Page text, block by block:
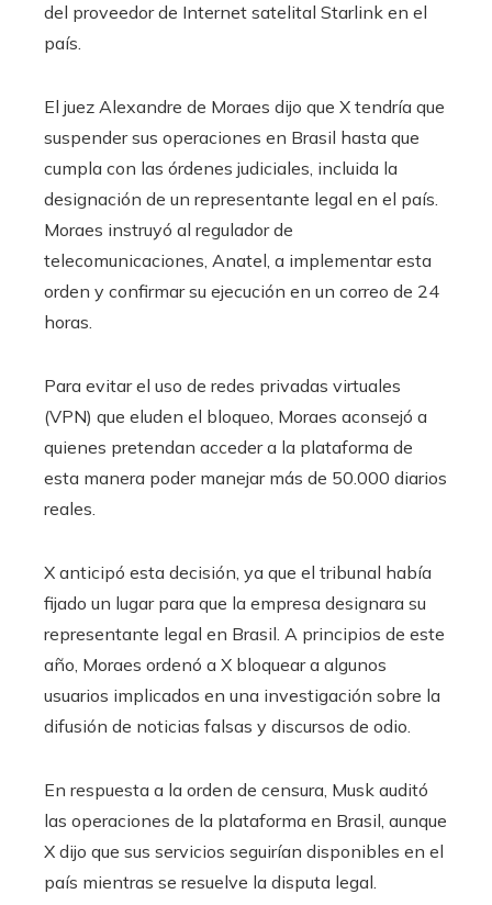
del proveedor de Internet satelital Starlink en el
país.
El juez Alexandre de Moraes dijo que X tendría que
suspender sus operaciones en Brasil hasta que
cumpla con las órdenes judiciales, incluida la
designación de un representante legal en el país.
Moraes instruyó al regulador de
telecomunicaciones, Anatel, a implementar esta
orden y confirmar su ejecución en un correo de 24
horas.
Para evitar el uso de redes privadas virtuales
(VPN) que eluden el bloqueo, Moraes aconsejó a
quienes pretendan acceder a la plataforma de
esta manera poder manejar más de 50.000 diarios
reales.
X anticipó esta decisión, ya que el tribunal había
fijado un lugar para que la empresa designara su
representante legal en Brasil. A principios de este
año, Moraes ordenó a X bloquear a algunos
usuarios implicados en una investigación sobre la
difusión de noticias falsas y discursos de odio.
En respuesta a la orden de censura, Musk auditó
las operaciones de la plataforma en Brasil, aunque
X dijo que sus servicios seguirían disponibles en el
país mientras se resuelve la disputa legal.